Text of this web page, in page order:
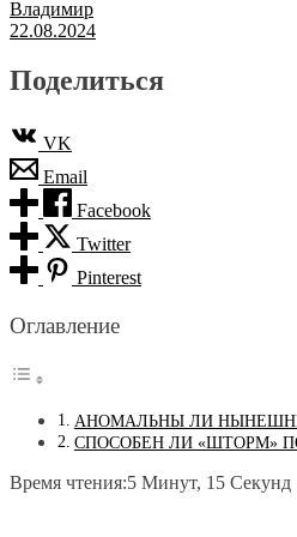
Владимир
22.08.2024
Поделиться
VK
Email
Facebook
Twitter
Pinterest
Оглавление
АНОМАЛЬНЫ ЛИ
СПОСОБЕН ЛИ «ШТОРМ»
Время чтения:5 Минут, 15 Секунд